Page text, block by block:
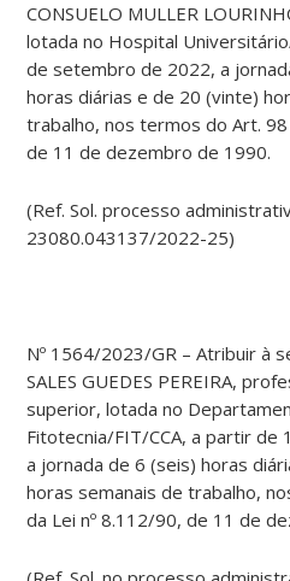
CONSUELO MULLER
lotada no Hospital
de setembro de 2022, a
horas diárias e de 20 (vinte)
trabalho, nos termos do Art. 98
de 11 de dezembro de 1990.
(Ref. Sol. processo
23080.043137/2022-25)
Nº 1564/2023/GR – Atribuir à
SALES GUEDES PEREIRA,
superior, lotada no
Fitotecnia/FIT/CCA, a partir de
a jornada de 6 (seis) horas
horas semanais de trabalho,
da Lei nº 8.112/90, de 11 de